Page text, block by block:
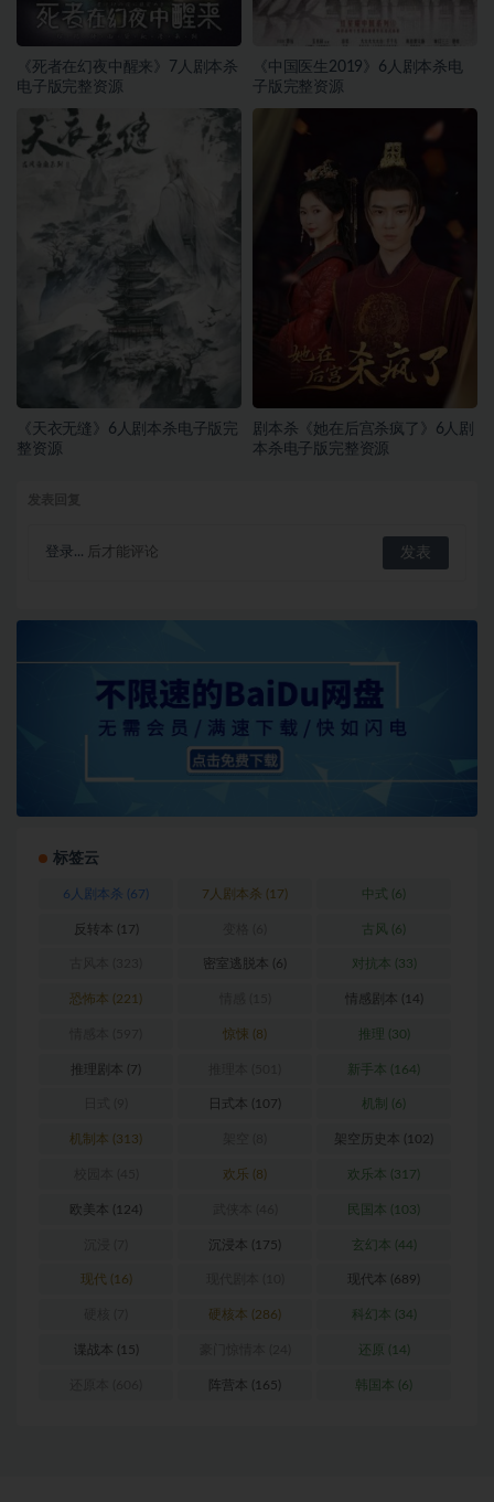
《死者在幻夜中醒来》7人剧本杀
电子版完整资源
《中国医生2019》6人剧本杀电
子版完整资源
《天衣无缝》6人剧本杀电子版完
整资源
剧本杀《她在后宫杀疯了》6人剧
本杀电子版完整资源
登录... 后才能评论
标签云
6人剧本杀 (67) 7人剧本杀 (17) 中式 (6)
反转本 (17) 古风 (6)
密室逃脱本 (6) 对抗本 (33)
恐怖本 (221) 情感剧本 (14)
惊悚 (8) 推理 (30)
推理剧本 (7) 新手本 (164)
日式本 (107) 机制 (6)
机制本 (313) 架空历史本 (102)
欢乐 (8) 欢乐本 (317)
欧美本 (124) 民国本 (103)
沉浸本 (175) 玄幻本 (44)
现代 (16) 现代本 (689)
硬核本 (286) 科幻本 (34)
谍战本 (15) 还原 (14)
阵营本 (165) 韩国本 (6)